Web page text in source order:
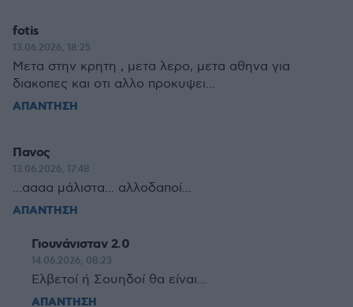
fotis
13.06.2026, 18:25
Μετα στην κρητη , μετα λερο, μετα αθηνα για
διακοπες και οτι αλλο προκυψει...
ΑΠΑΝΤΗΣΗ
Πανος
13.06.2026, 17:48
...αααα μάλιστα... αλλοδαποί...
ΑΠΑΝΤΗΣΗ
Γιουνάνισταν 2.0
14.06.2026, 08:23
Ελβετοί ή Σουηδοί θα είναι...
ΑΠΑΝΤΗΣΗ